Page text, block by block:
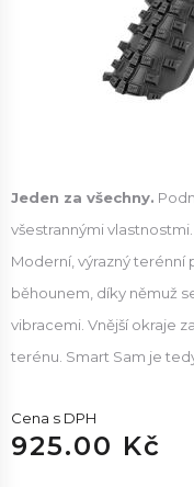
Jeden za všechny.
všestrannými
Moderní, výrazný
běhounem, díky němuž
vibracemi. Vnější okraje
terénu. Smart Sam je
Cena s DPH
925.00 Kč